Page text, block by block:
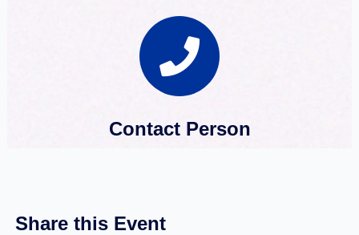
Contact Person
Share this Event